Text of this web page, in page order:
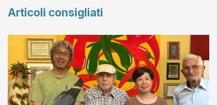
Articoli consigliati